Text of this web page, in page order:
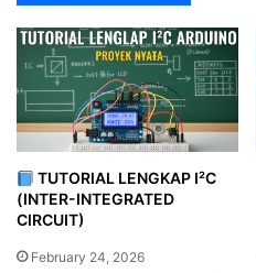
TUTORIAL LENGKAP I²C
(INTER-INTEGRATED
CIRCUIT)
February 24, 2026